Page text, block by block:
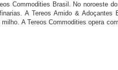
Commodities Brasil. No noroeste
A Tereos Amido & Adoçantes
A Tereos Commodities opera